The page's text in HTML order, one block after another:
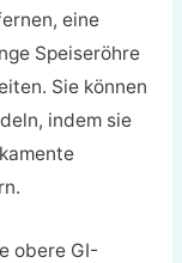
eine
Speiseröhre
Sie können
indem sie
obere GI-